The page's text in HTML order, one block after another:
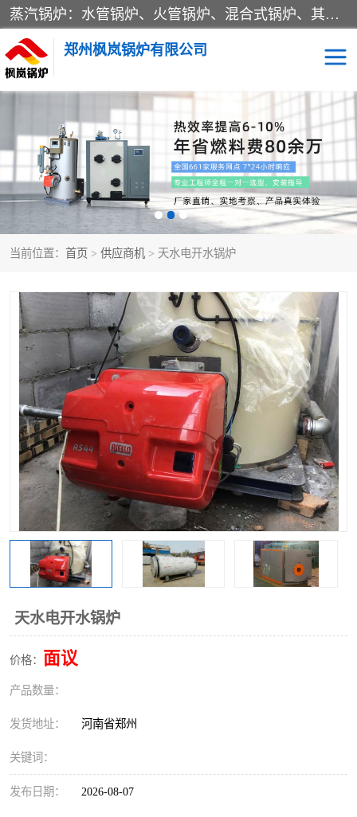
蒸汽锅炉：水管锅炉、火管锅炉、混合式锅炉、其他蒸汽锅炉； 热水锅炉：家用型集中供暖用热水锅炉、其他热水锅炉； 有机热载体锅炉； 船用蒸汽锅炉； （锅炉用辅助设备及装置）蒸汽冷凝器：表面冷凝器、混合式冷凝器、空冷式冷凝器、其他蒸汽冷凝器； 锅炉用辅助设备：节热器、蒸汽收集器、蓄能器、烟垢清除器、气体回收器、泥渣刮除器、空气预热器、其他锅炉用辅助设备；
郑州枫岚锅炉有限公司
当前位置： 首页 > 供应商机 > 天水电开水锅炉
天水电开水锅炉
价格： 面议
产品数量：
发货地址： 河南省郑州
关键词：
发布日期： 2026-08-07